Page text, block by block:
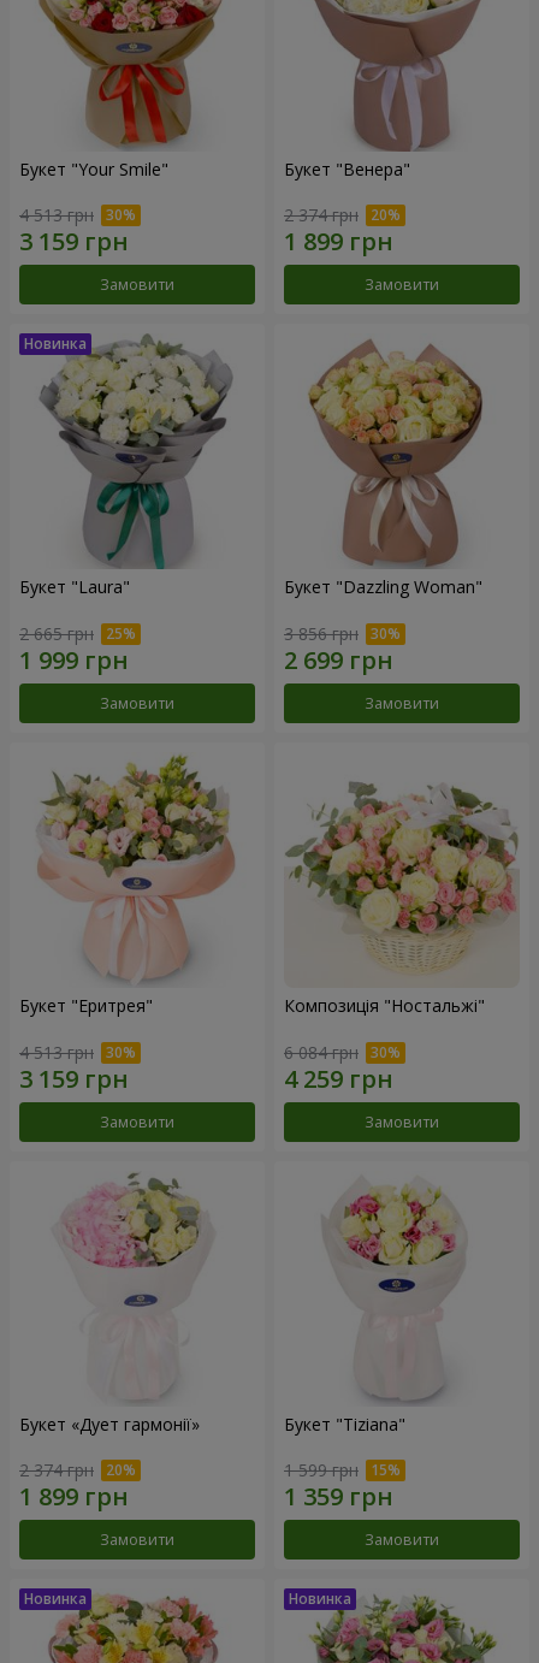
Букет "Your Smile"
4 513 грн
Замовити
Букет "Венера"
2 374 грн
Замовити
Букет "Laura"
2 665 грн
Замовити
Букет "Dazzling Woman"
3 856 грн
Замовити
Букет "Еритрея"
4 513 грн
Замовити
Композиція "Ностальжі"
6 084 грн
Замовити
Букет «Дует гармонії»
2 374 грн
Замовити
Букет "Tiziana"
1 599 грн
Замовити